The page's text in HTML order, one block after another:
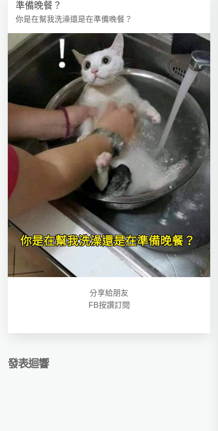
準備晚餐？
你是在幫我洗澡還是在準備晚餐？
分享給朋友
FB按讚訂閱
發表迴響